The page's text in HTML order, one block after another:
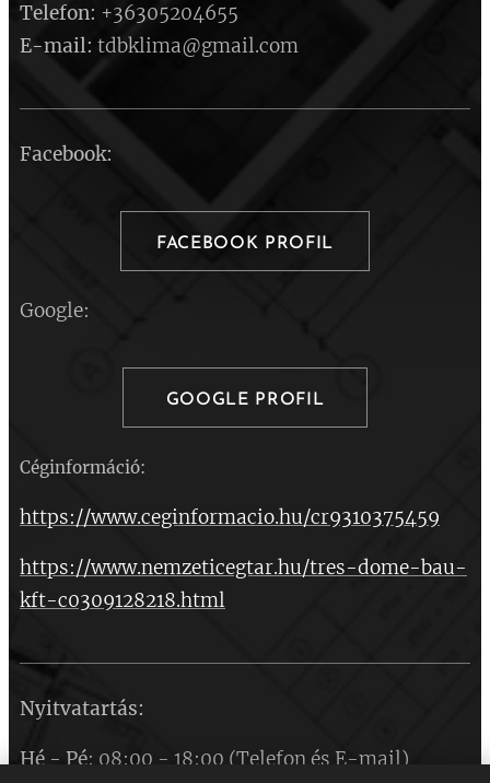
Telefon: +36305204655
E-mail: tdbklima@gmail.com
Facebook:
FACEBOOK PROFIL
Google:
GOOGLE PROFIL
Céginformáció:
https://www.ceginformacio.hu/cr9310375459
https://www.nemzeticegtar.hu/tres-dome-bau-
kft-c0309128218.html
Nyitvatartás:
Hé - Pé: 08:00 - 18:00 (Telefon és E-mail)